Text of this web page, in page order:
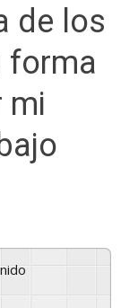
de los
forma
mi